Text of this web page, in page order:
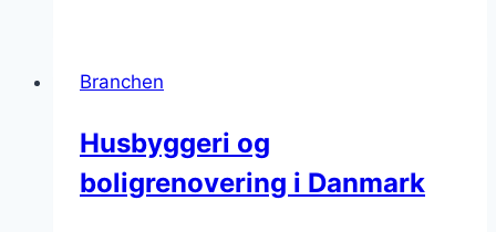
Branchen
Husbyggeri og
boligrenovering i Danmark